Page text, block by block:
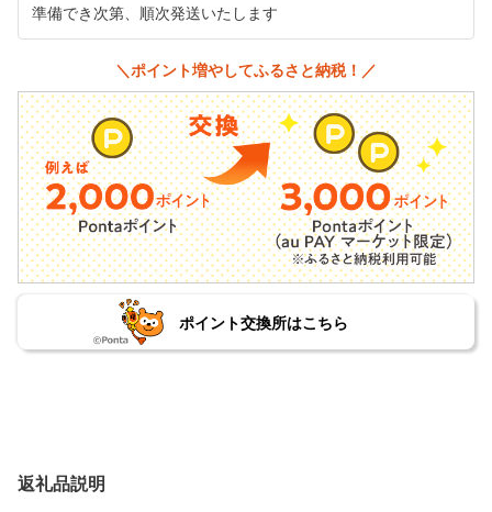
準備でき次第、順次発送いたします
＼ポイント増やしてふるさと納税！／
ポイント交換所はこちら
返礼品説明